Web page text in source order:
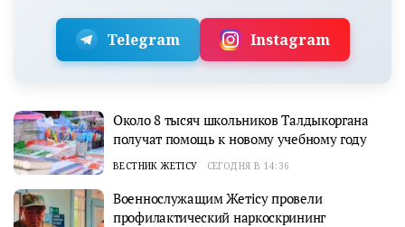
Telegram Instagram
Около 8 тысяч школьников Талдыкоргана
получат помощь к новому учебному году
ВЕСТНИК ЖЕТІСУ СЕГОДНЯ В 14:36
Военнослужащим Жетісу провели
профилактический наркоскрининг